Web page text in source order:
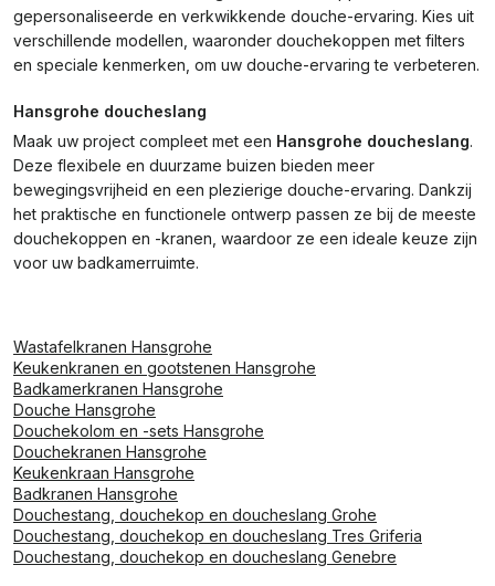
gepersonaliseerde en verkwikkende douche-ervaring. Kies uit
verschillende modellen, waaronder douchekoppen met filters
en speciale kenmerken, om uw douche-ervaring te verbeteren.
Hansgrohe doucheslang
Maak uw project compleet met een Hansgrohe doucheslang.
Deze flexibele en duurzame buizen bieden meer
bewegingsvrijheid en een plezierige douche-ervaring. Dankzij
het praktische en functionele ontwerp passen ze bij de meeste
douchekoppen en -kranen, waardoor ze een ideale keuze zijn
voor uw badkamerruimte.
Wastafelkranen Hansgrohe
Keukenkranen en gootstenen Hansgrohe
Badkamerkranen Hansgrohe
Douche Hansgrohe
Douchekolom en -sets Hansgrohe
Douchekranen Hansgrohe
Keukenkraan Hansgrohe
Badkranen Hansgrohe
Douchestang, douchekop en doucheslang Grohe
Douchestang, douchekop en doucheslang Tres Griferia
Douchestang, douchekop en doucheslang Genebre